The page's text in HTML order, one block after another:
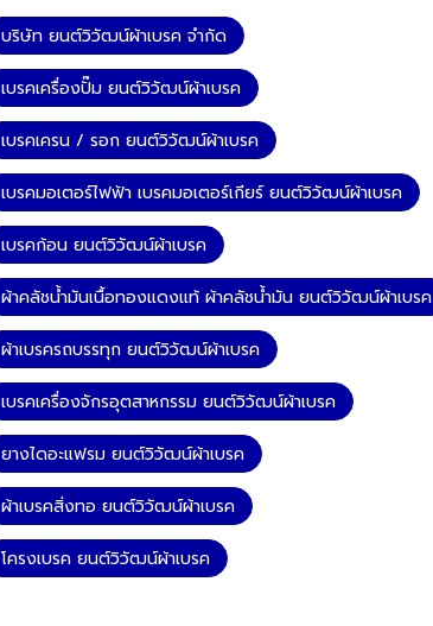
บริษัท ยนต์วิวัฒน์ผ้าเบรค จำกัด
เบรคเครื่องปั๊ม ยนต์วิวัฒน์ผ้าเบรค
เบรคเครน / รอก ยนต์วิวัฒน์ผ้าเบรค
เบรคมอเตอร์ไฟฟ้า เบรคมอเตอร์เกียร์ ยนต์วิวัฒน์ผ้าเบรค
เบรคก้อน ยนต์วิวัฒน์ผ้าเบรค
ผ้าคลัชน้ำมันเนื้อทองแดงแท้ ผ้าคลัชน้ำมัน ยนต์วิวัฒน์ผ้าเบรค
ผ้าเบรครถบรรทุก ยนต์วิวัฒน์ผ้าเบรค
เบรคเครื่องจักรอุตสาหกรรม ยนต์วิวัฒน์ผ้าเบรค
ยางไดอะแฟรม ยนต์วิวัฒน์ผ้าเบรค
ผ้าเบรคสิ่งทอ ยนต์วิวัฒน์ผ้าเบรค
โครงเบรค ยนต์วิวัฒน์ผ้าเบรค